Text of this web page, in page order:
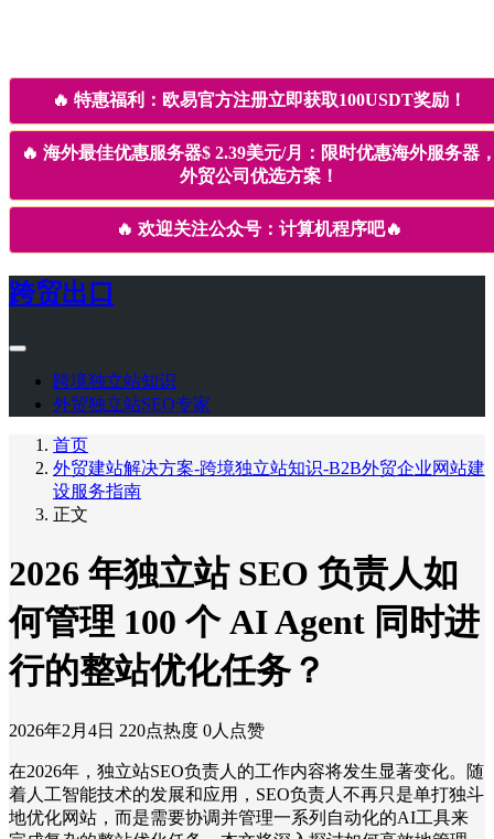
🔥 特惠福利：欧易官方注册立即获取100USDT奖励！
🔥 海外最佳优惠服务器$ 2.39美元/月：限时优惠海外服务器
外贸公司优选方案！
🔥 欢迎关注公众号：计算机程序吧🔥
跨贸出口
跨境独立站知识
外贸独立站SEO专家
首页
外贸建站解决方案-跨境独立站知识-B2B外贸企业网站建
设服务指南
正文
2026 年独立站 SEO 负责人如
何管理 100 个 AI Agent 同时进
行的整站优化任务？
2026年2月4日 220点热度 0人点赞
在2026年，独立站SEO负责人的工作内容将发生显著变化。随
着人工智能技术的发展和应用，SEO负责人不再只是单打独斗
地优化网站，而是需要协调并管理一系列自动化的AI工具来